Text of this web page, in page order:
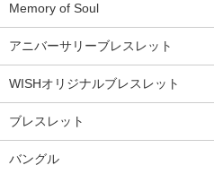
Memory of Soul
アニバーサリーブレスレット
WISHオリジナルブレスレット
ブレスレット
バングル